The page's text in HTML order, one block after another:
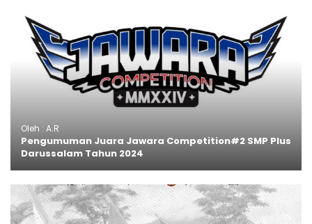
Oleh : A.R
Pengumuman Juara Jawara Competition#2 SMP Plus
Darussalam Tahun 2024